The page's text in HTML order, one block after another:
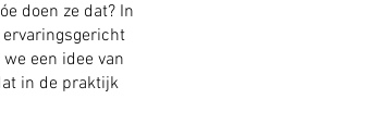
doen ze dat? In
een idee van
in de praktijk